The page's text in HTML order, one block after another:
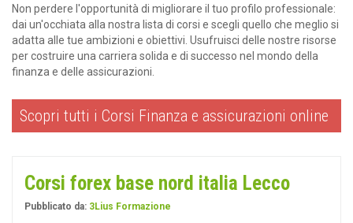
Non perdere l'opportunità di migliorare il tuo profilo professionale:
dai un'occhiata alla nostra lista di corsi e scegli quello che meglio si
adatta alle tue ambizioni e obiettivi. Usufruisci delle nostre risorse
per costruire una carriera solida e di successo nel mondo della
finanza e delle assicurazioni.
Scopri tutti i Corsi Finanza e assicurazioni online
Corsi forex base nord italia Lecco
Pubblicato da: 3Lius Formazione